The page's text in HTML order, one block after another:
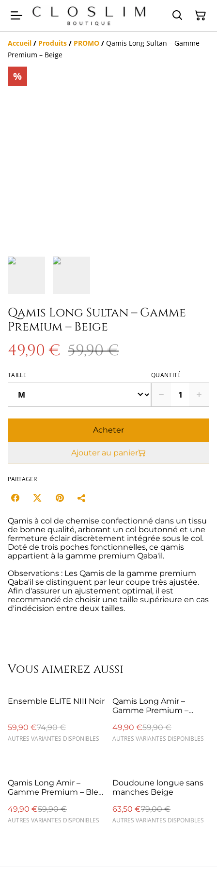
Accueil / Produits / PROMO / Qamis Long Sultan – Gamme
Premium – Beige
%
Qamis Long Sultan – Gamme
Premium – Beige
49,90 € 59,90 €
TAILLE QUANTITÉ
Acheter
Ajouter au panier
PARTAGER
Qamis à col de chemise confectionné dans un tissu
de bonne qualité, arborant un col boutonné et une
fermeture éclair discrètement intégrée sous le col.
Doté de trois poches fonctionnelles, ce qamis
appartient à la gamme premium Qaba'il.
Observations : Les Qamis de la gamme premium
Qaba'il se distinguent par leur coupe très ajustée.
Afin d'assurer un ajustement optimal, il est
recommandé de choisir une taille supérieure en cas
d'indécision entre deux tailles.
Vous aimerez aussi
%
Ensemble ELITE NIII Noir
59,90 €74,90 €
AUTRES VARIANTES DISPONIBLES
%
Qamis Long Amir –
Gamme Premium –
49,90 €59,90 €
AUTRES VARIANTES DISPONIBLES
%
Qamis Long Amir –
Gamme Premium – Bleu
49,90 €59,90 €
AUTRES VARIANTES DISPONIBLES
%
Doudoune longue sans
manches Beige
63,50 €79,00 €
AUTRES VARIANTES DISPONIBLES